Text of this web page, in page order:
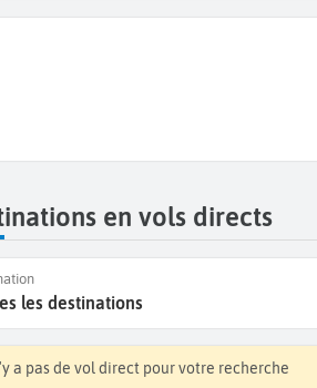
en vols directs
les destinations
a pas de vol direct pour votre recherche